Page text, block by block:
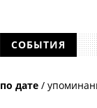
СОБЫТИЯ
по дате /